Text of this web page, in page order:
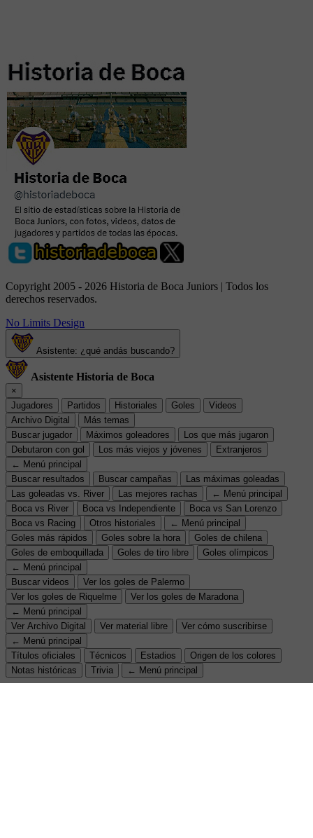
Copyright 2005 - 2026 Historia de Boca Juniors | Todos los
derechos reservados.
No Limits Design
Asistente: ¿qué andás buscando?
Asistente Historia de Boca
×
Jugadores
Partidos Historiales Goles
Videos
Archivo Digital
Más temas
Buscar jugador
Máximos goleadores
Los que más jugaron
Debutaron con gol
Los más viejos y jóvenes
Extranjeros
← Menú principal
Buscar resultados
Buscar campañas
Las máximas goleadas
Las goleadas vs. River
Las mejores rachas
← Menú principal
Boca vs River
Boca vs Independiente
Boca vs San Lorenzo
Boca vs Racing
Otros historiales
← Menú principal
Goles más rápidos
Goles sobre la hora
Goles de chilena
Goles de emboquillada
Goles de tiro libre
Goles olímpicos
← Menú principal
Buscar videos
Ver los goles de Palermo
Ver los goles de Riquelme
Ver los goles de Maradona
← Menú principal
Ver Archivo Digital
Ver material libre
Ver cómo suscribirse
← Menú principal
Títulos oficiales
Técnicos Estadios
Origen de los colores
Notas históricas
Trivia ← Menú principal